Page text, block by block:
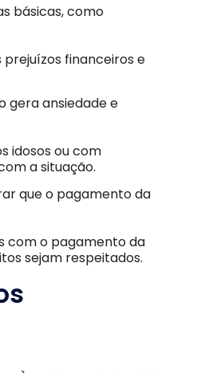
básicas, como
financeiros e
gera ansiedade e
idosos ou com
a situação.
que o pagamento da
com o pagamento da
sejam respeitados.